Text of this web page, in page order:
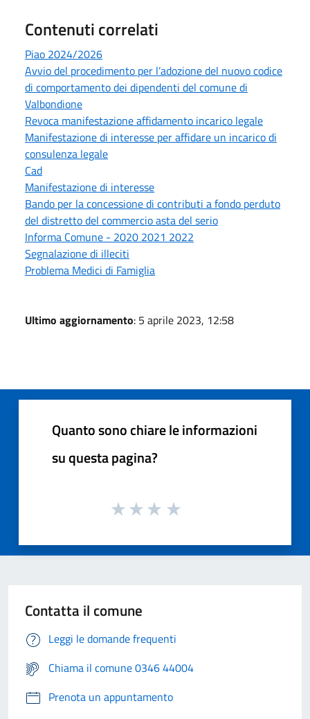
Contenuti correlati
Piao 2024/2026
Avvio del procedimento per l’adozione del nuovo codice
di comportamento dei dipendenti del comune di
Valbondione
Revoca manifestazione affidamento incarico legale
Manifestazione di interesse per affidare un incarico di
consulenza legale
Cad
Manifestazione di interesse
Bando per la concessione di contributi a fondo perduto
del distretto del commercio asta del serio
Informa Comune - 2020 2021 2022
Segnalazione di illeciti
Problema Medici di Famiglia
Ultimo aggiornamento: 5 aprile 2023, 12:58
Quanto sono chiare le informazioni
su questa pagina?
Contatta il comune
Leggi le domande frequenti
Chiama il comune 0346 44004
Prenota un appuntamento